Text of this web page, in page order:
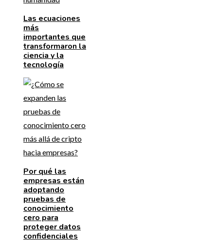
Las ecuaciones
más
importantes que
transformaron la
ciencia y la
tecnología
Por qué las
empresas están
adoptando
pruebas de
conocimiento
cero para
proteger datos
confidenciales